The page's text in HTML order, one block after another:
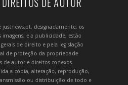
justnews.pt, designadamente, os
imagens, e a publicidade, estão
de direito e pela legislação
de proteção da propriedade
de autor e direitos conexos.
a cópia, alteração, reprodução,
ou distribuição de todo e